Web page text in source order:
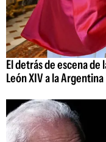
El detrás de escena
León XIV a la Argentina